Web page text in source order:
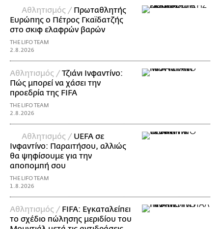
Αθλητισμός / Πρωταθλητής
Ευρώπης ο Πέτρος Γκαϊδατζής
στο σκιφ ελαφρών βαρών
THE LIFO TEAM
2.8.2026
Αθλητισμός / Τζιάνι Ινφαντίνο:
Πώς μπορεί να χάσει την
προεδρία της FIFA
THE LIFO TEAM
2.8.2026
Αθλητισμός / UEFA σε
Ινφαντίνο: Παραιτήσου, αλλιώς
θα ψηφίσουμε για την
αποπομπή σου
THE LIFO TEAM
1.8.2026
Αθλητισμός / FIFA: Εγκαταλείπει
το σχέδιο πώλησης μεριδίου του